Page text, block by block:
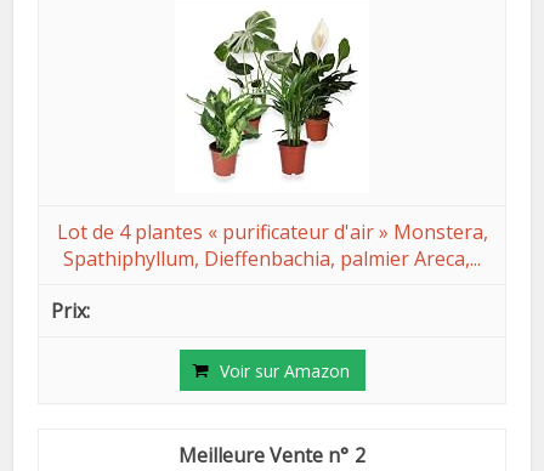
Lot de 4 plantes « purificateur d'air » Monstera,
Spathiphyllum, Dieffenbachia, palmier Areca,...
Voir sur Amazon
2